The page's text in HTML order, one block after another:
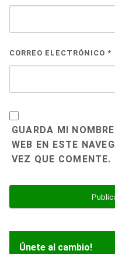
CORREO ELECTRÓNICO *
GUARDA MI
WEB EN ESTE
VEZ QUE COMENTE.
Únete al cambio!